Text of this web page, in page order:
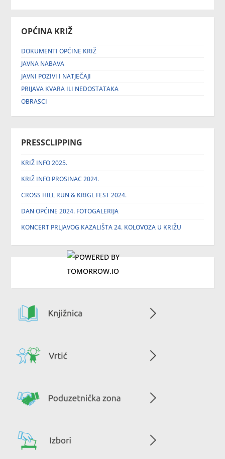
OPĆINA KRIŽ
DOKUMENTI OPĆINE KRIŽ
JAVNA NABAVA
JAVNI POZIVI I NATJEČAJI
PRIJAVA KVARA ILI NEDOSTATAKA
OBRASCI
PRESSCLIPPING
KRIŽ INFO 2025.
KRIŽ INFO PROSINAC 2024.
CROSS HILL RUN & KRIGL FEST 2024.
DAN OPĆINE 2024. FOTOGALERIJA
KONCERT PRLJAVOG KAZALIŠTA 24. KOLOVOZA U KRIŽU